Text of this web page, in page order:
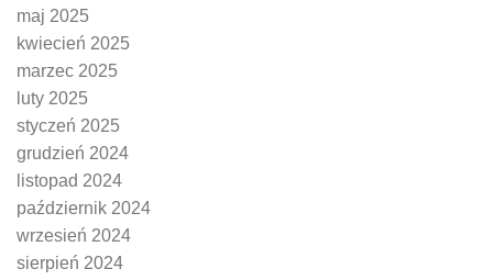
maj 2025
kwiecień 2025
marzec 2025
luty 2025
styczeń 2025
grudzień 2024
listopad 2024
październik 2024
wrzesień 2024
sierpień 2024